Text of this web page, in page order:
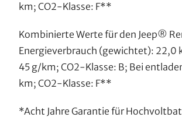
km; CO2-Klasse: F**
Kombinierte Werte für den Jeep®
Energieverbrauch (gewichtet): 22,0
45 g/km; CO2-Klasse: B; Bei
km; CO2-Klasse: F**
*Acht Jahre Garantie für